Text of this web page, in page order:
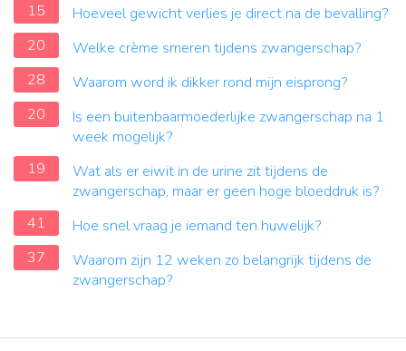
15
Hoeveel gewicht verlies je direct na de bevalling?
20
Welke crème smeren tijdens zwangerschap?
28
Waarom word ik dikker rond mijn eisprong?
20
Is een buitenbaarmoederlijke zwangerschap na 1
week mogelijk?
19
Wat als er eiwit in de urine zit tijdens de
zwangerschap, maar er geen hoge bloeddruk is?
41
Hoe snel vraag je iemand ten huwelijk?
37
Waarom zijn 12 weken zo belangrijk tijdens de
zwangerschap?